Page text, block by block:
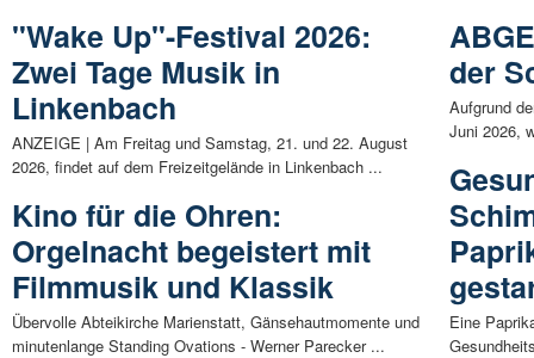
"Wake Up"-Festival 2026:
Zwei Tage Musik in
Linkenbach
ANZEIGE | Am Freitag und Samstag, 21. und 22. August
2026, findet auf dem Freizeitgelände in Linkenbach ...
Kino für die Ohren:
Orgelnacht begeistert mit
Filmmusik und Klassik
Übervolle Abteikirche Marienstatt, Gänsehautmomente und
minutenlange Standing Ovations - Werner Parecker ...
der
Aufgrund
Juni 2026,
Eine